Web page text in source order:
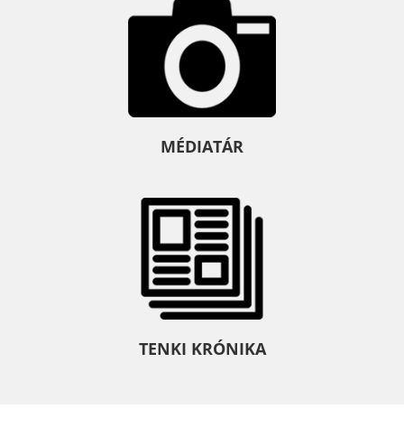
MÉDIATÁR
TENKI KRÓNIKA